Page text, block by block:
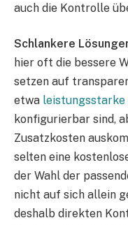
auch die Kontrolle
Schlankere
hier oft die bessere
setzen auf
etwa leistungsstarke
konfigurierbar sind,
Zusatzkosten
selten eine
der Wahl der
nicht auf sich allein
deshalb direkten